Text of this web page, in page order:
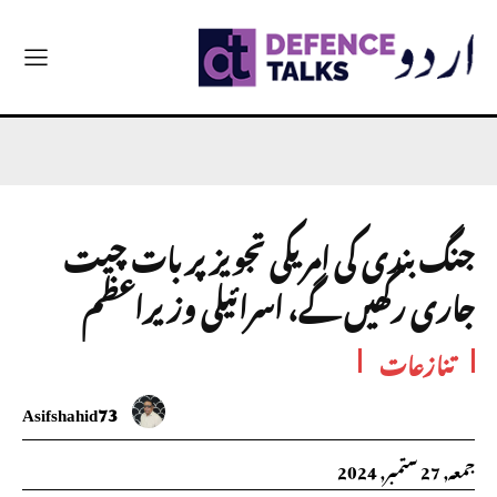
جنگ بندی کی امریکی تجویز پر بات چیت
جاری رکھیں گے، اسرائیلی وزیراعظم
تنازعات
Asifshahid73
جمعہ, 27 ستمبر, 2024